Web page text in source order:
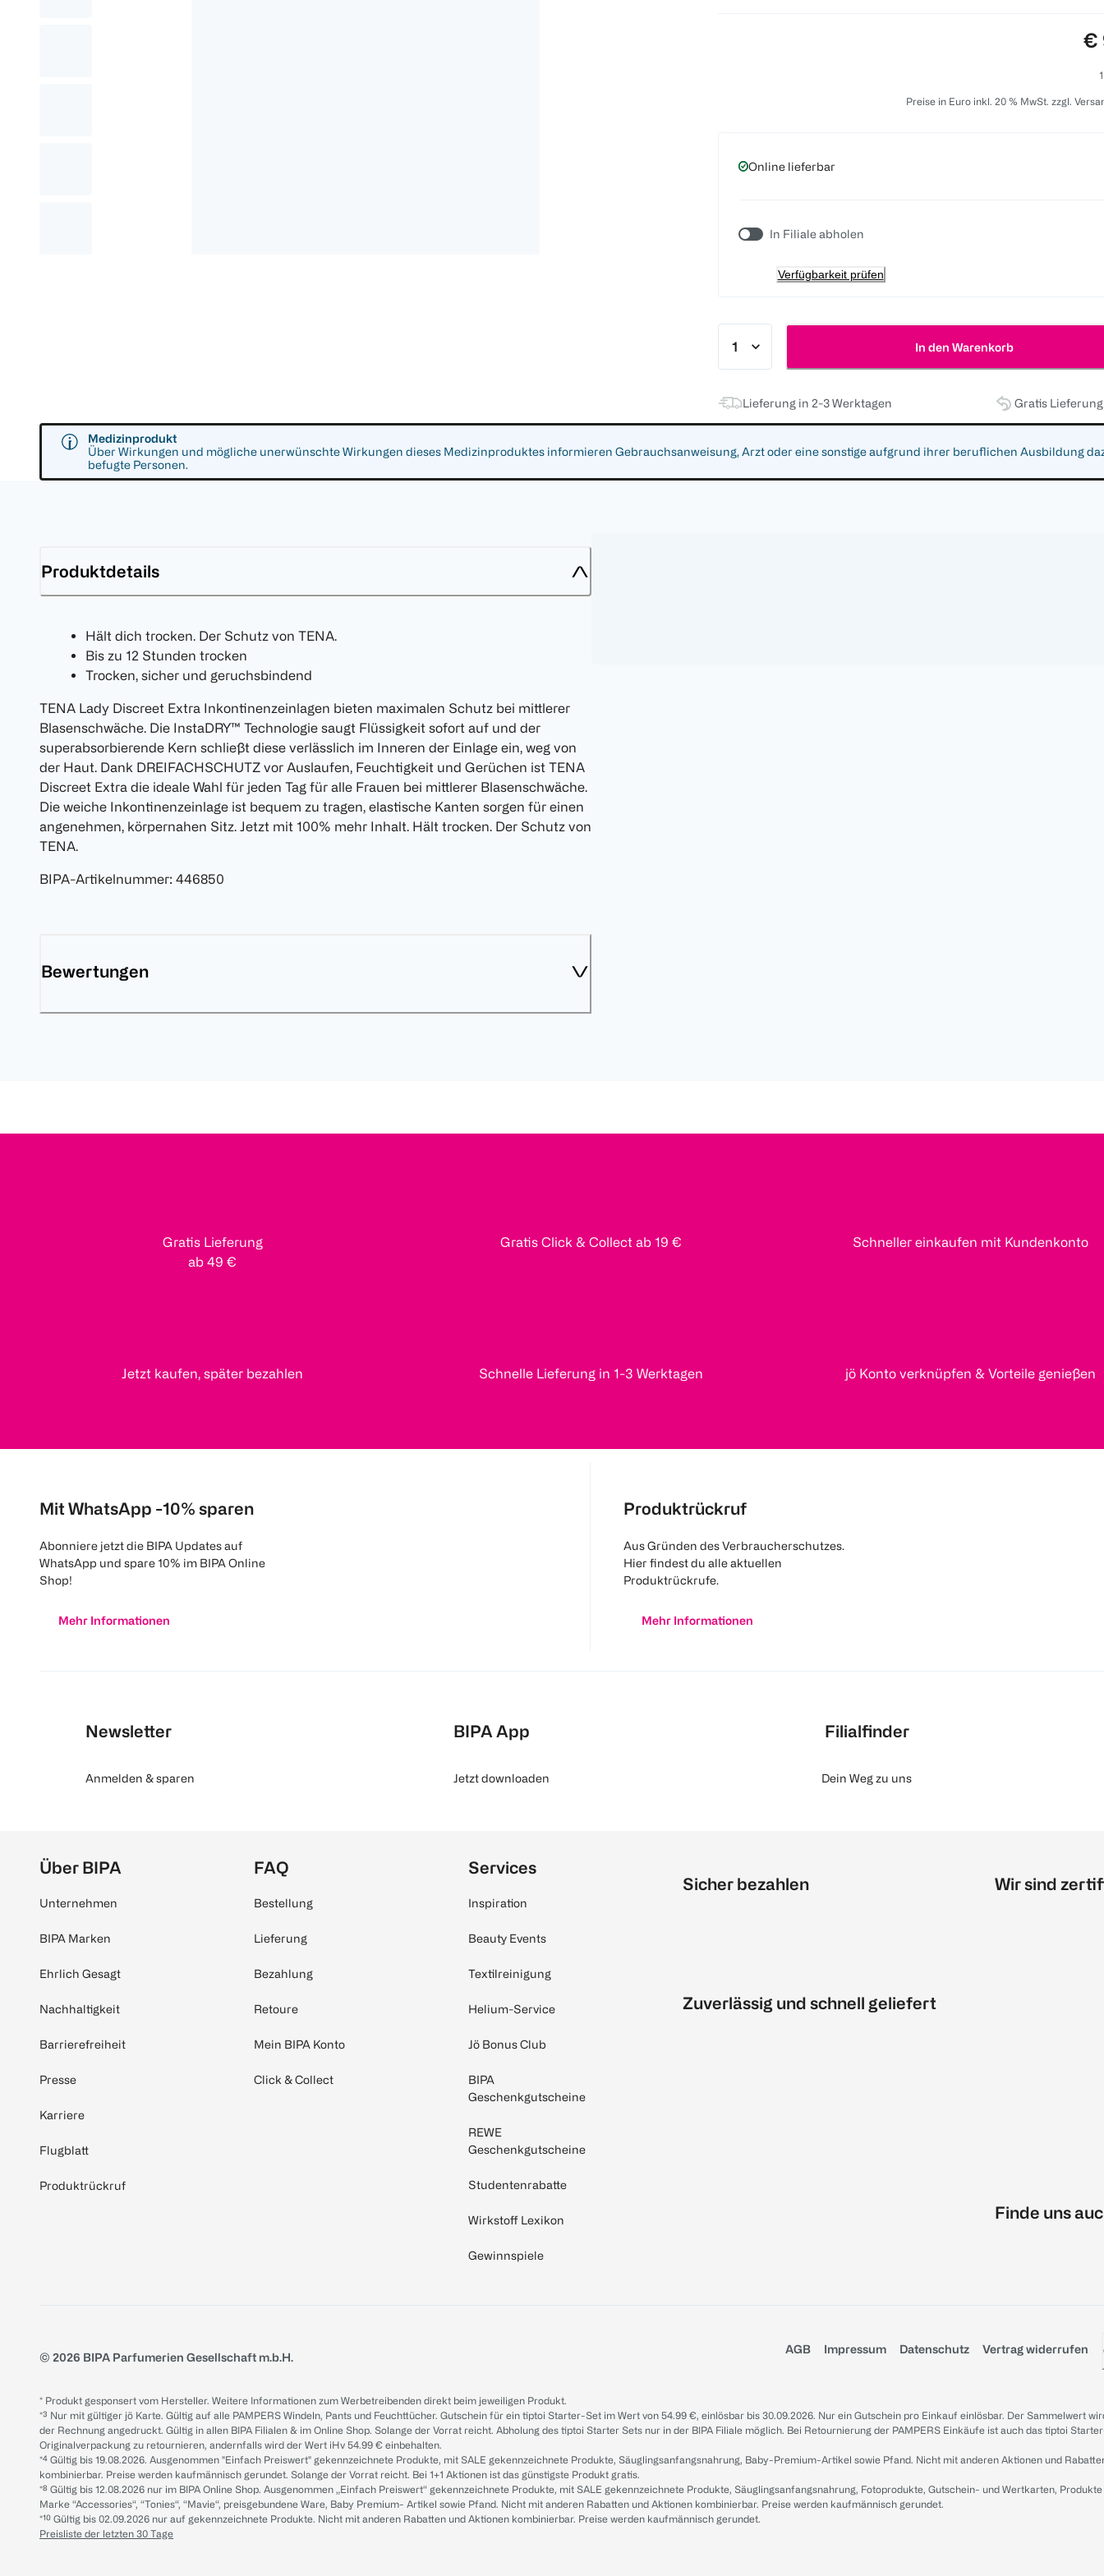
€
Preise in Euro inkl. 20 % MwSt. zzgl.
Online lieferbar
In Filiale abholen
Verfügbarkeit prüfen
In den Warenkorb
Lieferung in 2-3 Werktagen Gratis
Medizinprodukt
Über Wirkungen und mögliche unerwünschte Wirkungen dieses Medizinproduktes informieren Gebrauchsanweisung, Arzt oder eine sonstige aufgrund ihrer beruflichen Ausbildung
befugte Personen.
Produktdetails
Hält dich trocken. Der Schutz von TENA.
Bis zu 12 Stunden trocken
Trocken, sicher und geruchsbindend
TENA Lady Discreet Extra Inkontinenzeinlagen bieten maximalen Schutz bei mittlerer
Blasenschwäche. Die InstaDRY™ Technologie saugt Flüssigkeit sofort auf und der
superabsorbierende Kern schließt diese verlässlich im Inneren der Einlage ein, weg von
der Haut. Dank DREIFACHSCHUTZ vor Auslaufen, Feuchtigkeit und Gerüchen ist TENA
Discreet Extra die ideale Wahl für jeden Tag für alle Frauen bei mittlerer Blasenschwäche.
Die weiche Inkontinenzeinlage ist bequem zu tragen, elastische Kanten sorgen für einen
angenehmen, körpernahen Sitz. Jetzt mit 100% mehr Inhalt. Hält trocken. Der Schutz von
TENA.
BIPA-Artikelnummer: 446850
Bewertungen
Gratis Lieferung
ab 49 €
Gratis Click & Collect ab 19 € Schneller einkaufen mit Kundenkonto
Jetzt kaufen, später bezahlen Schnelle Lieferung in 1-3 Werktagen jö Konto verknüpfen & Vorteile genießen
Mit WhatsApp -10% sparen
Abonniere jetzt die BIPA Updates auf
WhatsApp und spare 10% im BIPA Online
Shop!
Mehr Informationen
Produktrückruf
Aus Gründen des Verbraucherschutzes.
Hier findest du alle aktuellen
Produktrückrufe.
Mehr Informationen
Newsletter
Anmelden & sparen
BIPA App
Jetzt downloaden
Filialfinder
Dein Weg zu uns
Über BIPA
Unternehmen
BIPA Marken
Ehrlich Gesagt
Nachhaltigkeit
Barrierefreiheit
Presse
Karriere
Flugblatt
Produktrückruf
FAQ
Bestellung
Lieferung
Bezahlung
Retoure
Mein BIPA Konto
Click & Collect
Services
Inspiration
Beauty Events
Textilreinigung
Helium-Service
Jö Bonus Club
BIPA
Geschenkgutscheine
REWE
Geschenkgutscheine
Studentenrabatte
Wirkstoff Lexikon
Gewinnspiele
Sicher bezahlen
Zuverlässig und schnell geliefert
Wir sind
Finde uns
© 2026 BIPA Parfumerien Gesellschaft m.b.H.
AGB Impressum Datenschutz Vertrag widerrufen
* Produkt gesponsert vom Hersteller. Weitere Informationen zum Werbetreibenden direkt beim jeweiligen Produkt.
*³ Nur mit gültiger jö Karte. Gültig auf alle PAMPERS Windeln, Pants und Feuchttücher. Gutschein für ein tiptoi Starter-Set im Wert von 54.99 €, einlösbar bis 30.09.2026. Nur ein Gutschein pro Einkauf einlösbar. Der Sammelwert
der Rechnung angedruckt. Gültig in allen BIPA Filialen & im Online Shop. Solange der Vorrat reicht. Abholung des tiptoi Starter Sets nur in der BIPA Filiale möglich. Bei Retournierung der PAMPERS Einkäufe ist auch das tiptoi
Originalverpackung zu retournieren, andernfalls wird der Wert iHv 54.99 € einbehalten.
*⁴ Gültig bis 19.08.2026. Ausgenommen "Einfach Preiswert" gekennzeichnete Produkte, mit SALE gekennzeichnete Produkte, Säuglingsanfangsnahrung, Baby-Premium-Artikel sowie Pfand. Nicht mit anderen Aktionen und
kombinierbar. Preise werden kaufmännisch gerundet. Solange der Vorrat reicht. Bei 1+1 Aktionen ist das günstigste Produkt gratis.
*⁸ Gültig bis 12.08.2026 nur im BIPA Online Shop. Ausgenommen „Einfach Preiswert“ gekennzeichnete Produkte, mit SALE gekennzeichnete Produkte, Säuglingsanfangsnahrung, Fotoprodukte, Gutschein- und Wertkarten,
Marke “Accessories“, “Tonies“, “Mavie“, preisgebundene Ware, Baby Premium- Artikel sowie Pfand. Nicht mit anderen Rabatten und Aktionen kombinierbar. Preise werden kaufmännisch gerundet.
*¹⁰ Gültig bis 02.09.2026 nur auf gekennzeichnete Produkte. Nicht mit anderen Rabatten und Aktionen kombinierbar. Preise werden kaufmännisch gerundet.
Preisliste der letzten 30 Tage